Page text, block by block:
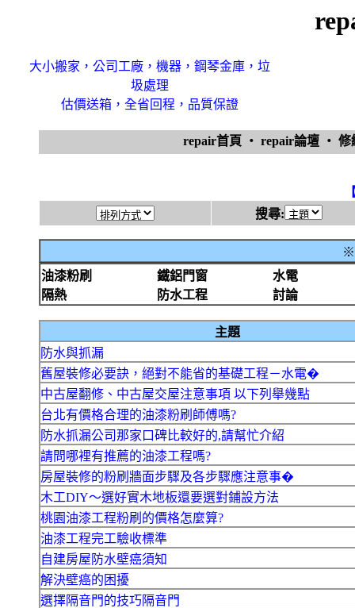
大小搬家，公司工廠，機器，鋼琴金庫，垃
圾處理
估價送箱，全省回程，品質保證
repair首頁 ‧ repair論壇 ‧
搜尋:
※
油漆粉刷
鐵鋁門窗
水電
隔熱
防水工程 討論
主題
防水與抓漏
舊屋裝修必要訣，絕對不能省的基礎工程－水電�
中古屋翻修、中古屋交屋注意事項 以下列舉幾點
台北有價格合理的油漆粉刷師傅嗎?
防水抓漏公司那家口碑比較好的,請幫忙介紹
請問哪裡有推薦的油漆工程嗎?
房屋裝修的粉刷牆面步驟及各步驟應注意事�
木工DIY～選好實木地板還要選對鋪設方法
桃園油漆工程粉刷的價格怎麼算?
油漆工程完工驗收標準
自建房屋防水壁癌須知
解決壁癌的困擾
選擇隔音門的技巧隔音門